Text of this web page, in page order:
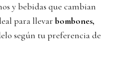
y bebidas que cambian
para llevar bombones,
según tu preferencia de